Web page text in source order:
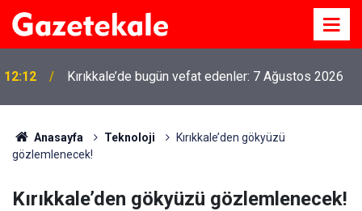
12:12 Kırıkkale’de bugün vefat edenler: 7 Ağustos 2026
Anasayfa Teknoloji
Kırıkkale’den gökyüzü
gözlemlenecek!
Kırıkkale’den gökyüzü gözlemlenecek!